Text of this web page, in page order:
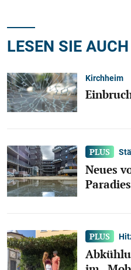
LESEN SIE AUCH
Kirchheim
Neues